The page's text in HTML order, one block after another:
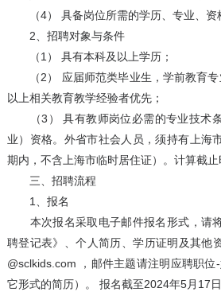
（4） 具备岗位所需的学历、专业、资
2、招聘对象与条件
（1） 具有本科及以上学历；
（2） 应届师范类毕业生，学前教育专
以上相关教育教学经验者优先；
（3） 具有教师岗位必需的专业技术
业）资格。外省市社会人员，须持有上海
期内，不含上海市临时居住证）。计算截止
三、招聘流程
1、报名
本次报名采取电子邮件报名形式，请
聘登记表》、个人简历、学历证明及其他
@sclkids.com ，邮件主题请注明应聘职
它形式的简历）。 报名截至2024年5月17日